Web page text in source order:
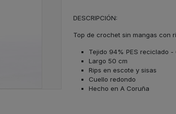
DESCRIPCIÓN:
Top de crochet sin mangas con
Tejido 94% PES reciclado -
Largo 50 cm
Rips en escote y sisas
Cuello redondo
Hecho en A Coruña